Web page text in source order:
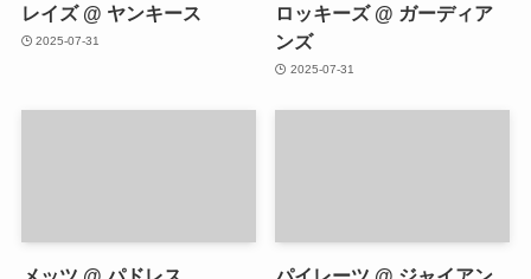
レイズ @ ヤンキース
2025-07-31
ロッキーズ @ ガーディア
ンズ
2025-07-31